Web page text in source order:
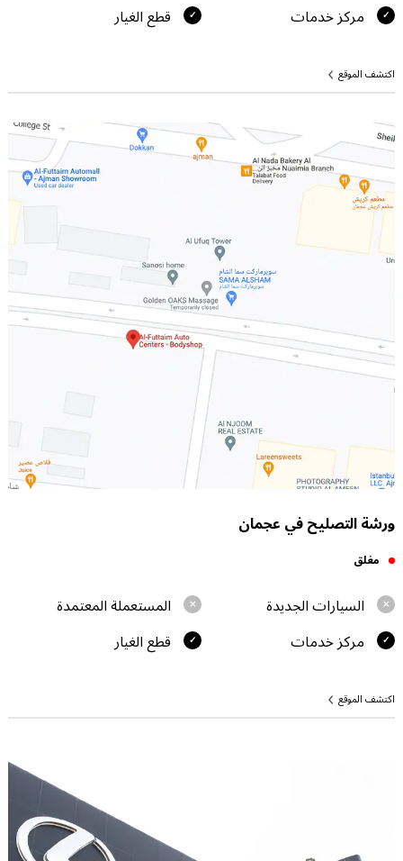
مركز خدمات
قطع الغيار
اكتشف الموقع
ورشة التصليح في عجمان
مغلق
السيارات الجديدة
المستعملة المعتمدة
مركز خدمات
قطع الغيار
اكتشف الموقع